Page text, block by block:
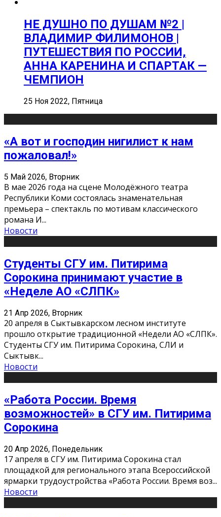
НЕ ДУШНО ПО ДУШАМ №2 |
ВЛАДИМИР ФИЛИМОНОВ |
ПУТЕШЕСТВИЯ ПО РОССИИ,
АННА КАРЕНИНА И СПАРТАК —
ЧЕМПИОН
25 Ноя 2022, Пятница
«А вот и господин нигилист к нам
пожаловал!»
5 Май 2026, Вторник
В мае 2026 года на сцене Молодёжного театра
Республики Коми состоялась знаменательная
премьера – спектакль по мотивам классического
романа И...
Новости
Студенты СГУ им. Питирима
Сорокина принимают участие в
«Неделе АО «СЛПК»
21 Апр 2026, Вторник
20 апреля в Сыктывкарском лесном институте
прошло открытие традиционной «Недели АО «СЛПК».
Студенты СГУ им. Питирима Сорокина, СЛИ и
Сыктывк...
Новости
«Работа России. Время
возможностей» в СГУ им. Питирима
Сорокина
20 Апр 2026, Понедельник
17 апреля в СГУ им. Питирима Сорокина стал
площадкой для регионального этапа Всероссийской
ярмарки трудоустройства «Работа России. Время воз...
Новости